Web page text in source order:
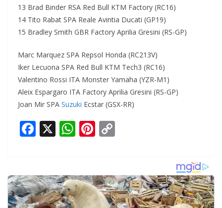
13 Brad Binder RSA Red Bull KTM Factory (RC16)
14 Tito Rabat SPA Reale Avintia Ducati (GP19)
15 Bradley Smith GBR Factory Aprilia Gresini (RS-GP)
Marc Marquez SPA Repsol Honda (RC213V)
Iker Lecuona SPA Red Bull KTM Tech3 (RC16)
Valentino Rossi ITA Monster Yamaha (YZR-M1)
Aleix Espargaro ITA Factory Aprilia Gresini (RS-GP)
Joan Mir SPA Suzuki Ecstar (GSX-RR)
F
b
o
X W
s
A
Pi
e
st
y
Li